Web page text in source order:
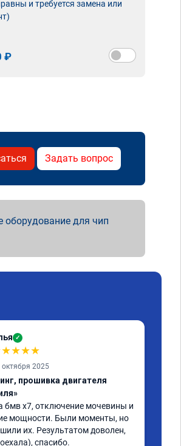
и требуется замена или
₽
Задать вопрос
для чип
✓
★★★★
октября 2025
прошивка двигателя
бмв х7, отключение мочевины и
мощности. Были моменты, но
их. Результатом доволен,
спасибо.